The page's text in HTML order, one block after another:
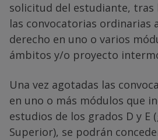
solicitud del estudiante, tras
las convocatorias ordinarias
derecho en uno o varios
ámbitos y/o proyecto
Una vez agotadas las
en uno o más módulos que
estudios de los grados D y E
Superior), se podrán